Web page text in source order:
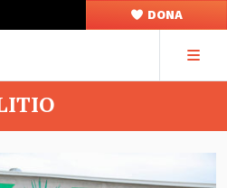
DONA